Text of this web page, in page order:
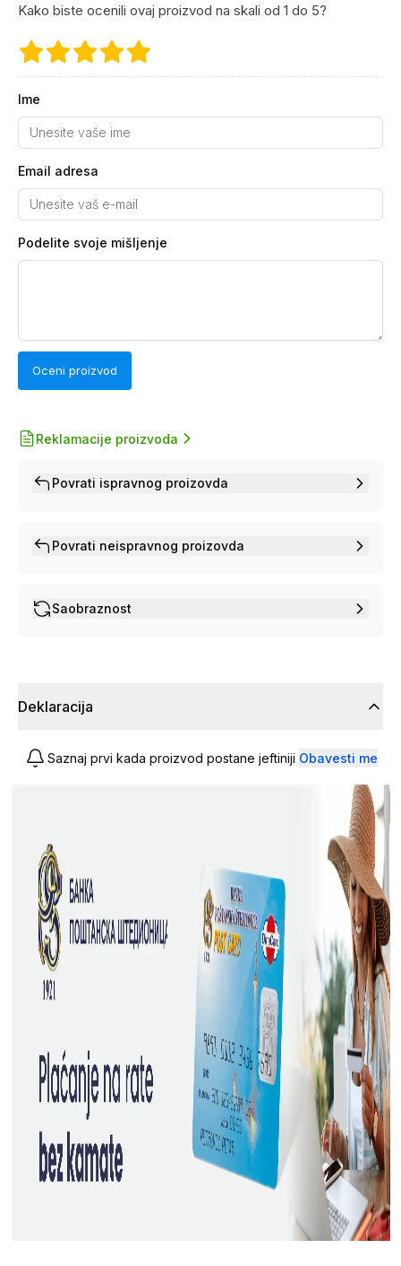
Kako biste ocenili ovaj proizvod na skali od 1 do 5?
Ime
Email adresa
Podelite svoje mišljenje
Oceni proizvod
Reklamacije proizvoda
Povrati ispravnog proizovda
Povrati neispravnog proizovda
Saobraznost
Deklaracija
Saznaj prvi kada proizvod postane jeftiniji Obavesti me